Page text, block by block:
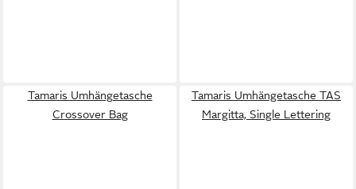
Tamaris Umhängetasche
Crossover Bag
Tamaris Umhängetasche TAS
Margitta, Single Lettering